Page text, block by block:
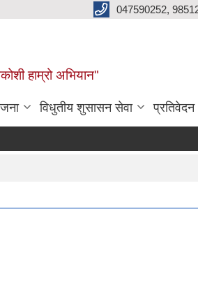
047590252,
हाम्रो अभियान"
विधुतीय शुसासन सेवा प्रतिवेदन